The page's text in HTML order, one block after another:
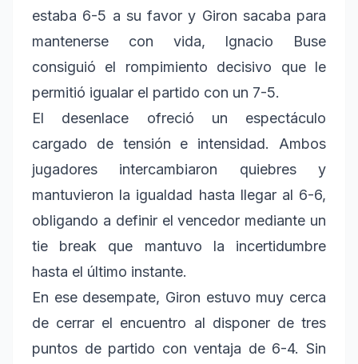
estaba 6-5 a su favor y Giron sacaba para
mantenerse con vida, Ignacio Buse
consiguió el rompimiento decisivo que le
permitió igualar el partido con un 7-5.
El desenlace ofreció un espectáculo
cargado de tensión e intensidad. Ambos
jugadores intercambiaron quiebres y
mantuvieron la igualdad hasta llegar al 6-6,
obligando a definir el vencedor mediante un
tie break que mantuvo la incertidumbre
hasta el último instante.
En ese desempate, Giron estuvo muy cerca
de cerrar el encuentro al disponer de tres
puntos de partido con ventaja de 6-4. Sin